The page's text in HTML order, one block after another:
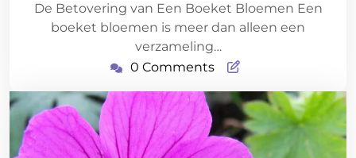
De Betovering van Een Boeket Bloemen Een
boeket bloemen is meer dan alleen een
verzameling…
0 Comments